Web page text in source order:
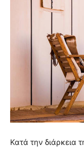
Κατά την διάρκεια